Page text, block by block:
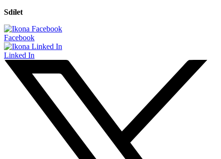
Sdílet
Facebook
Linked In